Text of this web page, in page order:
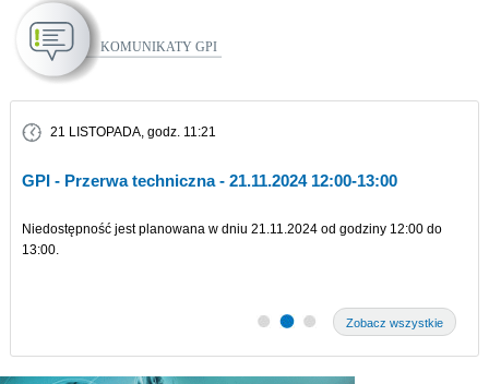
Komunikaty GPI
LISTOPADA, godz. 11:21
Przerwa techniczna - 21.11.2024 12:00-13:00
jest planowana w dniu 21.11.2024 od godziny 12:00 do
Zobacz wszystkie